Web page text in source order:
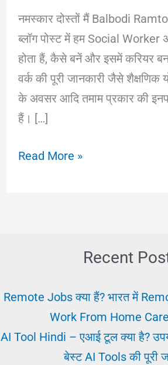
नमस्कार दोस्तों मैं Balbodi
ब्लॉग पोस्ट में हम Social Worker
होता हैं, कैसे बनें और इसमें करियर
वर्क की पूरी जानकारी जैसे शैक्षणिक
के अवसर आदि तमाम प्रकार की
हैं। […]
Social
सोशल
अर्थ,
Read More »
Recent
Remote Jobs क्या हैं? भारत में
Work From Home
AI Tool Hindi – एआई टूल क्या है?
बेस्ट AI Tools की पूरी